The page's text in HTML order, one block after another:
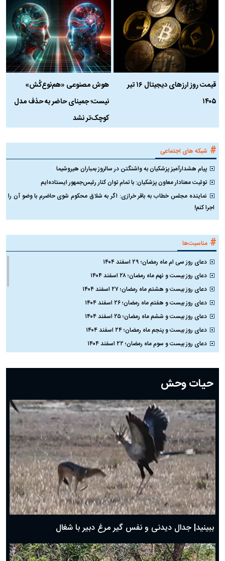
قیمت روز ارز‌های دیجیتال ۱۶ تیر
۱۴۰۵
هوش مصنوعی «هم‌نوع‌کُش»
نیست؛ جمینای حاضر به حذف مدل
کوچک‌تر نشد
# شبکه های اجتماعی
پیام هشدارآمیز پزشکیان به واشنگتن در سالروز بمباران هیروشیما
توئیت معنادار معاون پزشکیان: با تمام توان کنار رئیس‌جمهور ایستاده‌ایم
نماینده مجلس خطاب به باقر خرازی: اگر به شلاق محکوم شوی حاضرم با وضو آن را
اجرا کنم!
# مناسبت‌ها
دعای روز سی ام ماه رمضان؛ ۲۹ اسفند ۱۴۰۴
دعای روز بیست و نهم ماه رمضان؛ ۲۸ اسفند ۱۴۰۴
دعای روز بیست و هشتم ماه رمضان؛ ۲۷ اسفند ۱۴۰۴
دعای روز بیست و هفتم ماه رمضان؛ ۲۶ اسفند ۱۴۰۴
دعای روز بیست و ششم ماه رمضان؛ ۲۵ اسفند ۱۴۰۴
دعای روز بیست و پنجم ماه رمضان؛ ۲۴ اسفند ۱۴۰۴
دعای روز بیست و سوم ماه رمضان؛ ۲۲ اسفند ۱۴۰۴
دعای روز بیستم ماه رمضان؛ ۱۹ اسفند ۱۴۰۴
دعای روز هشتم ماه مبارک رمضان؛ ۷ اسفند ماه ۱۴۰۴
دعای روز هفتم ماه رمضان؛ ۶ اسفند ۱۴۰۴
دعای روز ششم ماه رمضان؛ ۵ اسفند ۱۴۰۴
دعای روز پنجم ماه رمضان؛ ۴ اسفند ۱۴۰۴
دعای روز چهارم ماه مبارک رمضان؛ ۳ اسفند ۱۴۰۴
دعای روز سوم ماه مبارک رمضان؛ ۱۴ اسفند ۱۴۰۴
دعای روز دوم ماه مبارک رمضان ۱ اسفند ماه ۱۴۰۴
دعای روز اول ماه مبارک رمضان، ۳۰ بهمن ۱۴۰۴
حضرت زینب(س) چگونه از دنیا رفت؟
بهترین پیامک تبریک روز پدر ۱۴۰۴؛ جملات زیبا و صمیمانه
حیات وحش
ببینید| جدال دیدنی و نفس گیر مرغ دبیر با شغال